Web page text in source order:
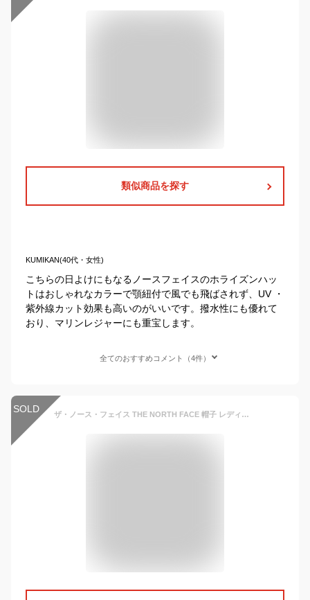
類似商品を探す
KUMIKAN(40代・女性)
こちらの日よけにもなるノースフェイスのホライズンハッ
トはおしゃれなカラーで顎紐付で風でも飛ばされず、UV ・
紫外線カット効果も高いのがいいです。撥水性にも優れて
おり、マリンレジャーにも重宝します。
全てのおすすめコメント（4件）
SOLD ザ・ノース・フェイス THE NORTH FACE 帽子 レディース メンズ ユニセックス ハイクキャップ HIKE Cap NN02342 2024SS 2403ripe[M便 1/1]【返品交換・ラッピング不可】